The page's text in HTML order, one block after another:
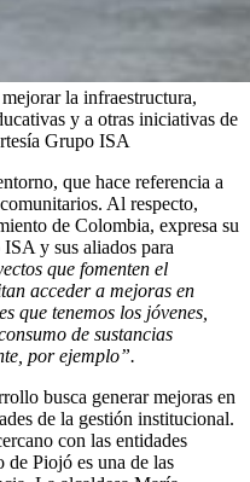
la infraestructura,
y a otras iniciativas de
Grupo ISA
que hace referencia a
Al respecto,
de Colombia, expresa su
y sus aliados para
que fomenten el
acceder a mejoras en
que tenemos los jóvenes,
de sustancias
por ejemplo”.
busca generar mejoras en
de la gestión institucional.
con las entidades
Piojó es una de las